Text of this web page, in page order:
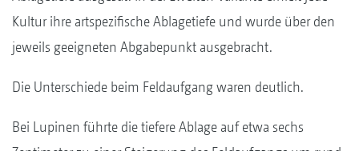
Kultur ihre artspezifische Ablagetiefe und wurde über den
jeweils geeigneten Abgabepunkt ausgebracht.
Die Unterschiede beim Feldaufgang waren deutlich.
Bei Lupinen führte die tiefere Ablage auf etwa sechs